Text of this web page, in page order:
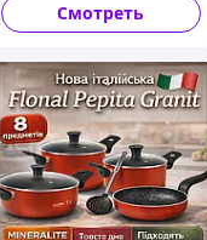
Смотреть